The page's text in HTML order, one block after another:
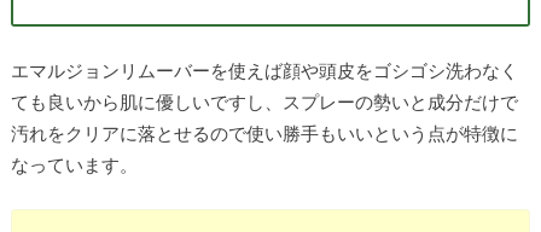
エマルジョンリムーバーを使えば顔や頭皮をゴシゴシ洗わなく
ても良いから肌に優しいですし、スプレーの勢いと成分だけで
汚れをクリアに落とせるので使い勝手もいいという点が特徴に
なっています。